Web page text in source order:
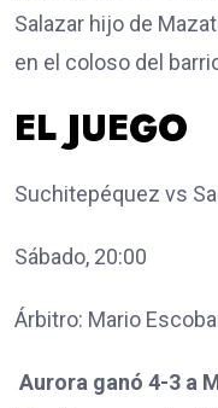
Salazar hijo de
en el coloso del
EL JUEGO
Suchitepéquez vs
Sábado, 20:00
Árbitro: Mario
Aurora ganó 4-3 a